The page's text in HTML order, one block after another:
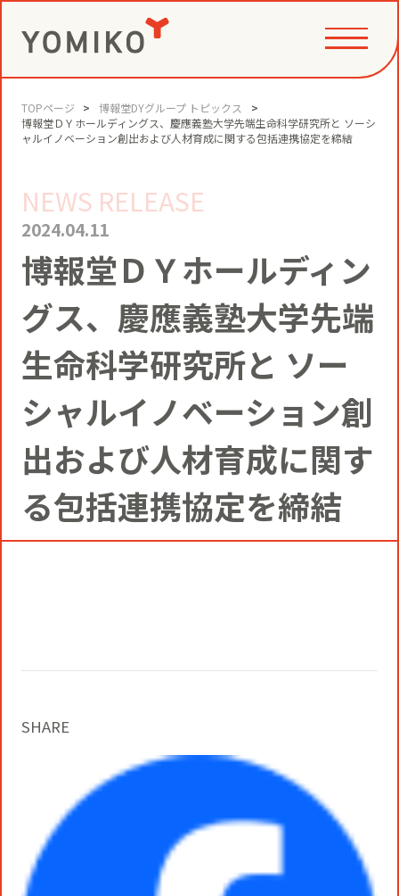
PHILOSOPHY
GAME CHANGE PARTNER
VI
YOMIKOグループ ビジョン・パーパ
VALUE CREATION
コミュニティクリエイション®
事例
コミュニティクリエイションの仕掛け
人
NEWS
ニュースリリース
お知らせ
博報堂ＤＹグループトピックス
SERVICE
CIVIC PRIDE®コンサルティング
インストアコンサルティング
クリエイティブ
アクティベーション
SUSTAINABILITY
トップメッセージ
環境
ガバナンス
COMPANY
会社概要
当社の歩み
役員一覧
本社・支社アクセス
新卒採用
カムバック採用
障がい者採用
トップへ
TOPページ
博報堂DYグループ トピックス
博報堂ＤＹホールディングス、慶應義塾大学先端生命科学研究所と ソーシ
ャルイノベーション創出および人材育成に関する包括連携協定を締結
NEWS RELEASE
2024.04.11
博報堂ＤＹホールディン
グス、慶應義塾大学先端
生命科学研究所と ソー
シャルイノベーション創
出および人材育成に関す
る包括連携協定を締結
SHARE